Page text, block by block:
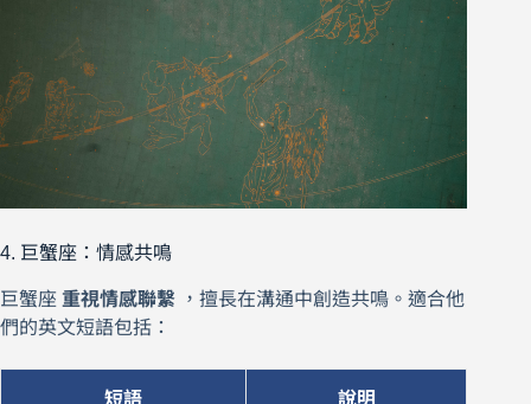
4. 巨蟹座：情感共鳴
巨蟹座 重視情感聯繫 ，擅長在溝通中創造共鳴。適合他
們的英文短語包括：
短語 說明